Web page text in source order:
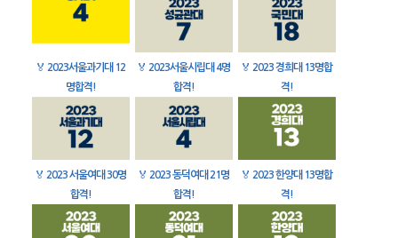
🏅 2023서울과기대 12
명합격!
🏅 2023서울시립대 4명
합격!
🏅 2023 경희대 13명합
격!
🏅 2023 서울여대 30명
합격!
🏅 2023 동덕여대 21명
합격!
🏅 2023 한양대 13명합
격!